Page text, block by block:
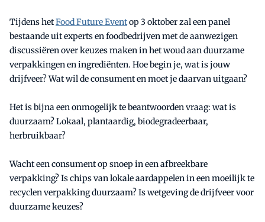
Tijdens hetFood Future Eventop 3 oktober zal een panel
bestaande uit experts en foodbedrijven met de aanwezigen
discussiëren over keuzes maken in het woud aan duurzame
verpakkingen en ingrediënten. Hoe begin je, wat is jouw
drijfveer? Wat wil de consument en moet je daarvan uitgaan?
Het is bijna een onmogelijk te beantwoorden vraag: wat is
duurzaam? Lokaal, plantaardig, biodegradeerbaar,
herbruikbaar?
Wacht een consument op snoep in een afbreekbare
verpakking? Is chips van lokale aardappelen in een moeilijk te
recyclen verpakking duurzaam? Is wetgeving de drijfveer voor
duurzame keuzes?